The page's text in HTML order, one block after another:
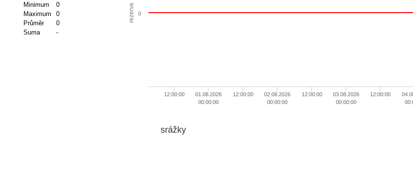
Minimum
0
Maximum
0
Průměr
0
Suma
-
rezerva
12:00:00
01.08.2026
00:00:00
12:00:00
02.08.2026
00:00:00
12:00:00
03.08.2026
00:00:00
12:00:00
0
srážky